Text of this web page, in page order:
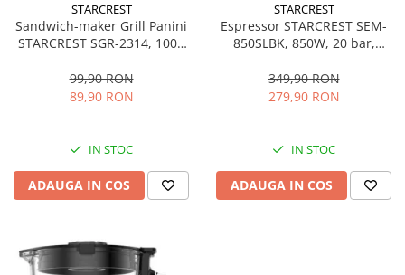
STARCREST
Sandwich-maker Grill Panini
STARCREST SGR-2314, 1000
Deschidere 180°, Suprafata
de gatire 23 x 14 cm, Negru
99,90 RON
89,90 RON
IN STOC
ADAUGA IN COS
STARCREST
Espressor STARCREST SEM-
850SLBK, 850W, 20 bar,
dispozitiv spumare, filtru
dublu din inox, Negru/Inox
349,90 RON
279,90 RON
IN STOC
ADAUGA IN COS